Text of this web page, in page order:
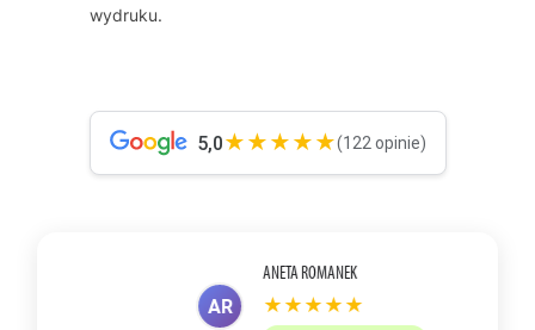
wydruku.
5,0★★★★★(122 opinie)
★★★★★